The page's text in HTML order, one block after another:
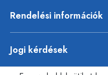
Rendelési információk
Jogi kérdések